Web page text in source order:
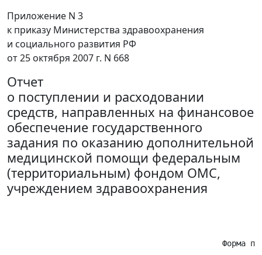
Приложение N 3
к приказу Министерства здравоохранения
и социального развития РФ
от 25 октября 2007 г. N 668
Отчет
о поступлении и расходовании
средств, направленных на финансовое
обеспечение государственного
задания по оказанию дополнительной
медицинской помощи федеральным
(территориальным) фондом ОМС,
учреждением здравоохранения
Форма